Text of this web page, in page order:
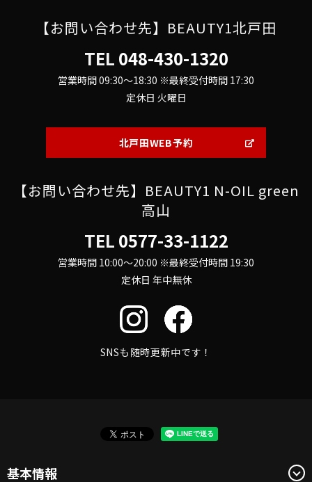
【お問い合わせ先】BEAUTY1北戸田
TEL 048-430-1320
営業時間 09:30～18:30 ※最終受付時間 17:30
定休日 火曜日
北戸田WEB予約
【お問い合わせ先】BEAUTY1 N-OIL green
高山
TEL 0577-33-1122
営業時間 10:00～20:00 ※最終受付時間 19:30
定休日 年中無休
SNSも随時更新中です！
基本情報